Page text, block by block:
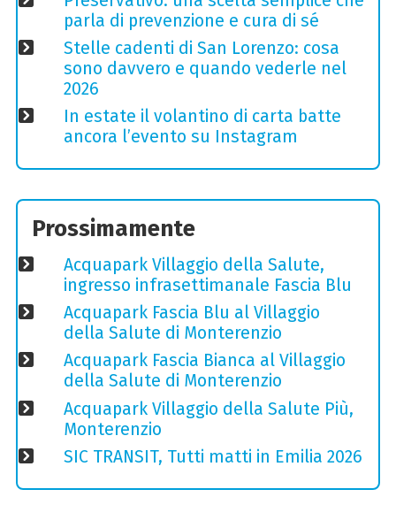
parla di prevenzione e cura di sé
Stelle cadenti di San Lorenzo: cosa
sono davvero e quando vederle nel
2026
In estate il volantino di carta batte
ancora l’evento su Instagram
Prossimamente
Acquapark Villaggio della Salute,
ingresso infrasettimanale Fascia Blu
Acquapark Fascia Blu al Villaggio
della Salute di Monterenzio
Acquapark Fascia Bianca al Villaggio
della Salute di Monterenzio
Acquapark Villaggio della Salute Più,
Monterenzio
SIC TRANSIT, Tutti matti in Emilia 2026